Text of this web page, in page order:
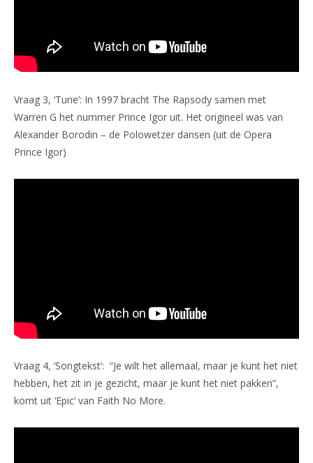
Vraag 3, ‘Tune’: In 1997 bracht The Rapsody samen met
Warren G het nummer Prince Igor uit. Het origineel was van
Alexander Borodin – de Polowetzer dansen (uit de Opera
Prince Igor)
Vraag 4, ‘Songtekst’: “Je wilt het allemaal, maar je kunt het niet
hebben, het zit in je gezicht, maar je kunt het niet pakken”,
komt uit ‘Epic’ van Faith No More.